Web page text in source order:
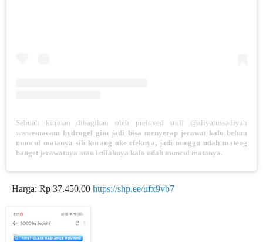
Sebuah kiriman dibagikan oleh preloved stuff @aliyatussadiyah
wwwemacam hydrogel gitu jadi bisa menyerap jerawat kalo belum
muncul matanya sih kurang oke efeknya, jadi nunggu udah mateng
banget jerawatnya atau istilahnya kalo udah muncul matanya.
Harga: Rp 37.450,00 https://shp.ee/ufx9vb7